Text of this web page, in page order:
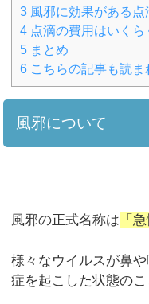
3 風邪に効果がある点
4 点滴の費用はいく
5 まとめ
6 こちらの記事も読ま
風邪について
風邪の正式名称は 「
様々なウイルスが鼻
症を起こした状態のこ